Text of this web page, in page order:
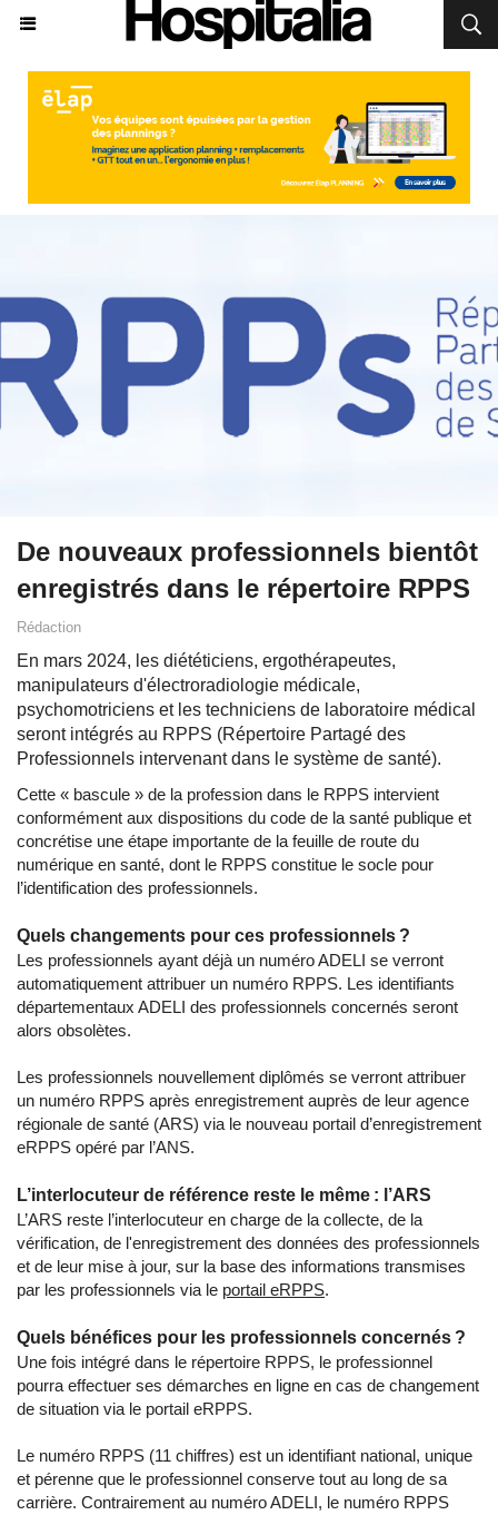
De nouveaux professionnels bientôt
enregistrés dans le répertoire RPPS
Rédaction
En mars 2024, les diététiciens, ergothérapeutes,
manipulateurs d'électroradiologie médicale,
psychomotriciens et les techniciens de laboratoire médical
seront intégrés au RPPS (Répertoire Partagé des
Professionnels intervenant dans le système de santé).
Cette « bascule » de la profession dans le RPPS intervient
conformément aux dispositions du code de la santé publique et
concrétise une étape importante de la feuille de route du
numérique en santé, dont le RPPS constitue le socle pour
l’identification des professionnels.
Quels changements pour ces professionnels ?
Les professionnels ayant déjà un numéro ADELI se verront
automatiquement attribuer un numéro RPPS. Les identifiants
départementaux ADELI des professionnels concernés seront
alors obsolètes.
Les professionnels nouvellement diplômés se verront attribuer
un numéro RPPS après enregistrement auprès de leur agence
régionale de santé (ARS) via le nouveau portail d’enregistrement
eRPPS opéré par l’ANS.
L’interlocuteur de référence reste le même : l’ARS
L’ARS reste l’interlocuteur en charge de la collecte, de la
vérification, de l'enregistrement des données des professionnels
et de leur mise à jour, sur la base des informations transmises
par les professionnels via le portail eRPPS.
Quels bénéfices pour les professionnels concernés ?
Une fois intégré dans le répertoire RPPS, le professionnel
pourra effectuer ses démarches en ligne en cas de changement
de situation via le portail eRPPS.
Le numéro RPPS (11 chiffres) est un identifiant national, unique
et pérenne que le professionnel conserve tout au long de sa
carrière. Contrairement au numéro ADELI, le numéro RPPS